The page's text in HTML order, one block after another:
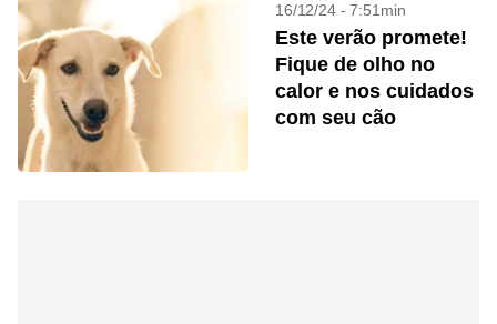
16/12/24 - 7:51min
Este verão promete!
Fique de olho no
calor e nos cuidados
com seu cão